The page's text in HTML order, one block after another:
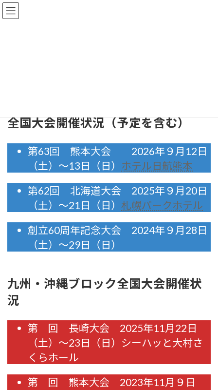
コ
ン
ナ
ビ
全国大会開催状況（予定を含む）
第63回 熊本大会 2026年９月12日
（土）～13日（日） ホテル日航熊本
第62回 北海道大会 2025年９月20日
（土）～21日（日） 札幌パークホテル
創立60周年記念大会 2024年９月28日
（土）～29日（日）
九州・沖縄ブロック全国大会開催状
況
第 回 長崎大会 2025年11月22日
（土）～23日（日）シーハッと大村さ
くらホール
第 回 熊本大会 2023年11月９日